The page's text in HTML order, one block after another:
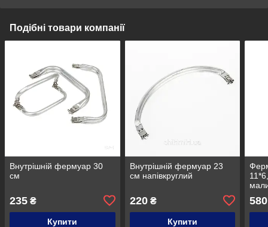
Подібні товари компанії
Внутрішній фермуар 30
см
235 ₴
Купити
Внутрішній фермуар 23
см напівкруглий
220₴
Купити
580